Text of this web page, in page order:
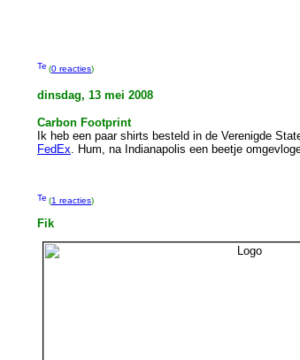
(0 reacties)
dinsdag, 13 mei 2008
Carbon Footprint
Ik heb een paar shirts besteld in de Verenigde
FedEx. Hum, na Indianapolis een beetje
(1 reacties)
Fik